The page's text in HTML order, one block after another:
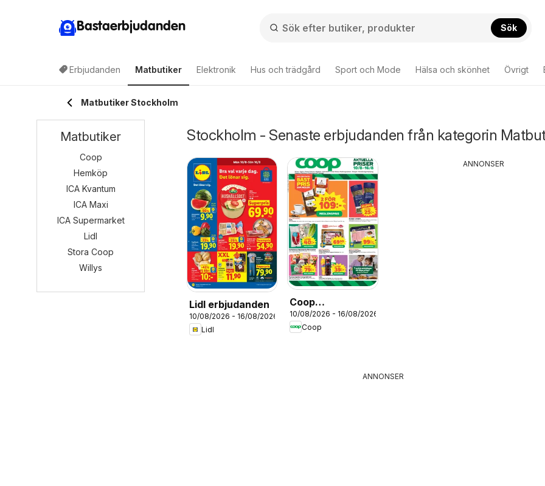
Bastaerbjudanden Sök
Erbjudanden Matbutiker Elektronik Hus och trädgård Sport och Mode Hälsa och skönhet Övrigt
Matbutiker Stockholm
Stockholm - Senaste erbjudanden från kategorin
Lidl erbjudanden
10/08/2026 - 16/08/2026
Lidl
Coop
erbjudanden
10/08/2026 - 16/08/2026
Coop
ANNONSER
ANNONSER
Matbutiker
Coop
Hemköp
ICA Kvantum
ICA Maxi
ICA Supermarket
Lidl
Stora Coop
Willys